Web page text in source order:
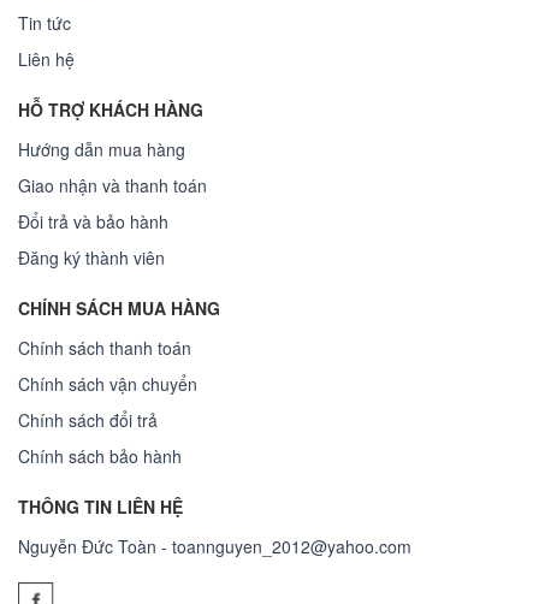
Tin tức
Liên hệ
HỖ TRỢ KHÁCH HÀNG
Hướng dẫn mua hàng
Giao nhận và thanh toán
Đổi trả và bảo hành
Đăng ký thành viên
CHÍNH SÁCH MUA HÀNG
Chính sách thanh toán
Chính sách vận chuyển
Chính sách đổi trả
Chính sách bảo hành
THÔNG TIN LIÊN HỆ
Nguyễn Đức Toàn - toannguyen_2012@yahoo.com